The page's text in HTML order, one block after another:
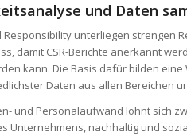
und Daten
unterliegen strengen
damit CSR-Berichte anerkannt
kann. Die Basis dafür bilden
Daten aus allen Bereichen
und Personalaufwand lohnt sich
Unternehmens, nachhaltig und